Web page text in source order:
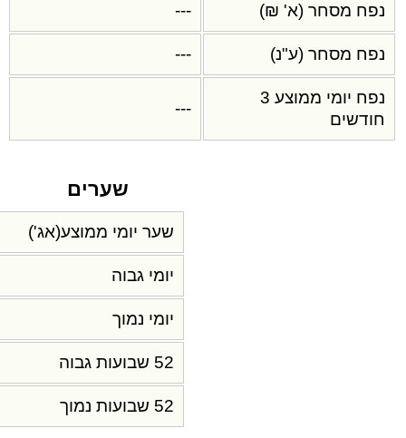
נפח מסחר (א' ₪) ---
נפח מסחר (ע"נ) ---
נפח יומי ממוצע 3
חודשים
---
שערים
שער יומי ממוצע(אג')
יומי גבוה
יומי נמוך
52 שבועות גבוה
52 שבועות נמוך